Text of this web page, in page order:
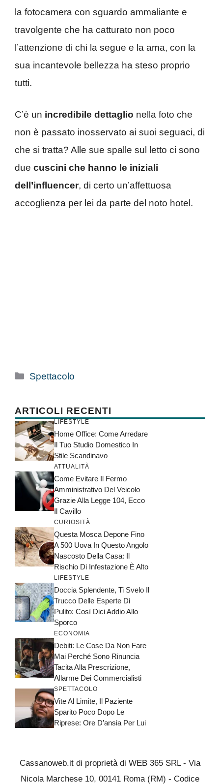
la fotocamera con sguardo ammaliante e
travolgente che ha catturato non poco
l’attenzione di chi la segue e la ama, con la
sua incantevole bellezza ha steso proprio
tutti.
C’è un incredibile dettaglio nella foto che
non è passato inosservato ai suoi seguaci, di
che si tratta? Alle sue spalle sul letto ci sono
due cuscini che hanno le iniziali
dell’influencer, di certo un’affettuosa
accoglienza per lei da parte del noto hotel.
Categorie
Spettacolo
ARTICOLI RECENTI
LIFESTYLE
Home Office: Come Arredare
Il Tuo Studio Domestico In
Stile Scandinavo
ATTUALITÀ
Come Evitare Il Fermo
Amministrativo Del Veicolo
Grazie Alla Legge 104, Ecco
Il Cavillo
CURIOSITÀ
Questa Mosca Depone Fino
A 500 Uova In Questo Angolo
Nascosto Della Casa: Il
Rischio Di Infestazione È Alto
LIFESTYLE
Doccia Splendente, Ti Svelo Il
Trucco Delle Esperte Di
Pulito: Così Dici Addio Allo
Sporco
ECONOMIA
Debiti: Le Cose Da Non Fare
Mai Perché Sono Rinuncia
Tacita Alla Prescrizione,
Allarme Dei Commercialisti
SPETTACOLO
Vite Al Limite, Il Paziente
Sparito Poco Dopo Le
Riprese: Ore D’ansia Per Lui
Cassanoweb.it di proprietà di WEB 365 SRL - Via
Nicola Marchese 10, 00141 Roma (RM) - Codice